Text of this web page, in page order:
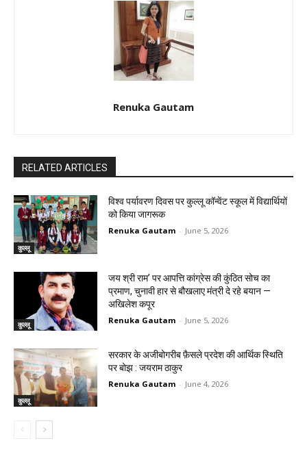
Renuka Gautam
RELATED ARTICLES
कुल्लू
विश्व पर्यावरण दिवस पर कुल्लू कॉन्वेंट स्कूल में विद्यार्थियों
को किया जागरूक
Renuka Gautam - June 5, 2026
कुल्लू
जय श्री राम’ पर आपत्ति कांग्रेस की कुंठित सोच का
प्रमाण, चुनावी हार से बौखलाए मंत्री दे रहे बयान —
अखिलेश कपूर
Renuka Gautam - June 5, 2026
कुल्लू
सरकार के अजीबोगरीब फ़ैसले प्रदेश की आर्थिक स्थिति
पर बोझ : जयराम ठाकुर
Renuka Gautam - June 4, 2026